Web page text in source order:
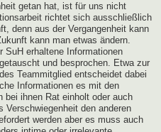
getan hat, ist für uns nicht
richtet sich ausschließlich
denn aus der Vergangenheit kann
kann man etwas ändern.
SuH erhaltene Informationen
und besprochen. Etwa zur
Teammitglied entscheidet dabei
Informationen es mit den
bei ihnen Rat einholt oder auch
den anderen
werden aber es muss auch